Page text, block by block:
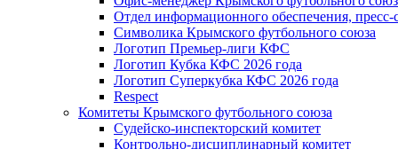
Отдел информационного обеспечения, пресс-
Символика Крымского футбольного союза
Логотип Премьер-лиги КФС
Логотип Кубка КФС 2026 года
Логотип Суперкубка КФС 2026 года
Respect
Комитеты Крымского футбольного союза
Судейско-инспекторский комитет
Контрольно-дисциплинарный комитет